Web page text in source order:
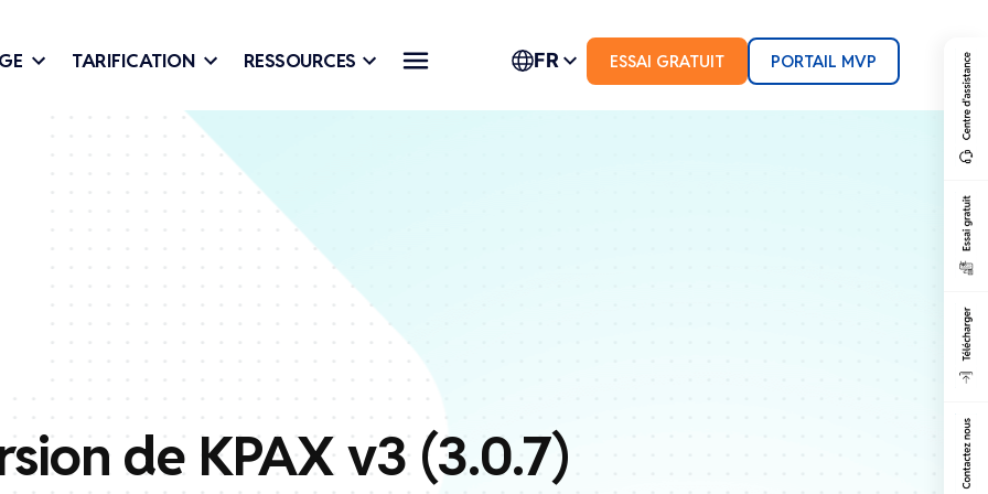
TARIFICATION RESSOURCES FR ESSAI GRATUIT PORTAIL MVP
de KPAX v3 (3.0.7)